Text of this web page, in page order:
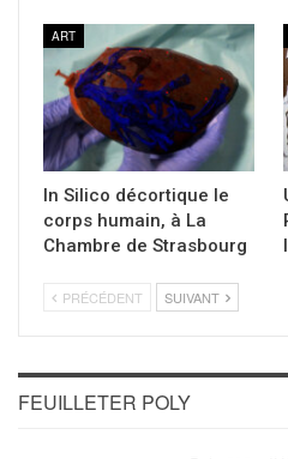
ART
In Silico décortique le
corps humain, à La
Chambre de Strasbourg
PRÉCÉDENT SUIVANT
FEUILLETER POLY